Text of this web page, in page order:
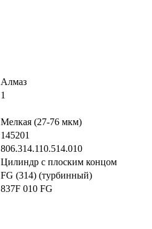
Алмаз
1
Мелкая (27-76 мкм)
145201
806.314.110.514.010
Цилиндр с плоским концом
FG (314) (турбинный)
837F 010 FG